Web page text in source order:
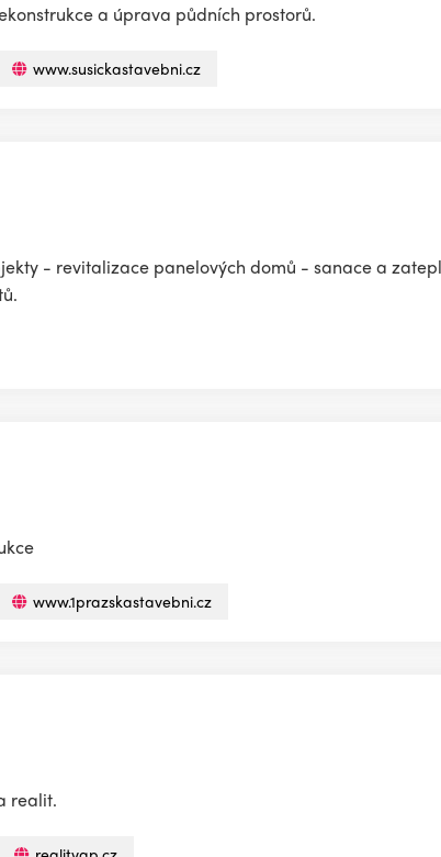
a úprava půdních prostorů.
www.susickastavebni.cz
- revitalizace panelových domů - sanace a
www.1prazskastavebni.cz
realit.